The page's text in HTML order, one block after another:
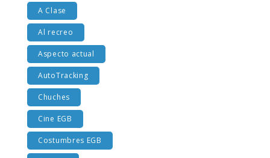
A Clase
Al recreo
Aspecto actual
AutoTracking
Chuches
Cine EGB
Costumbres EGB